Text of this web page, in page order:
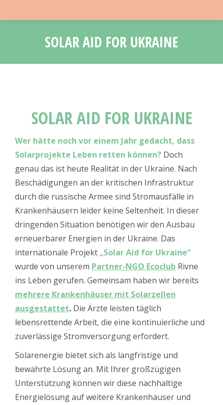
SOLAR AID FOR UKRAINE
SOLAR AID FOR UKRAINE
Wer hätte noch vor einem Jahr gedacht, dass
Solarprojekte Leben retten können? Doch
genau das ist heute Realität in der Ukraine. Nach
Beschädigungen an der kritischen Infrastruktur
durch die russische Armee sind Stromausfälle in
Krankenhäusern leider keine Seltenheit. In dieser
dringenden Situation benötigen wir den Ausbau
erneuerbarer Energien in der Ukraine. Das
internationale Projekt „Solar Aid for Ukraine“
wurde von unserem Partner-NGO Ecoclub Rivne
ins Leben gerufen. Gemeinsam haben wir bereits
mehrere Krankenhäuser mit Solarzellen
ausgestattet. Die Ärzte leisten täglich
lebensrettende Arbeit, die eine kontinuierliche und
zuverlässige Stromversorgung erfordert.
Solarenergie bietet sich als langfristige und
bewährte Lösung an. Mit Ihrer großzügigen
Unterstützung können wir diese nachhaltige
Energielösung auf weitere Krankenhäuser und